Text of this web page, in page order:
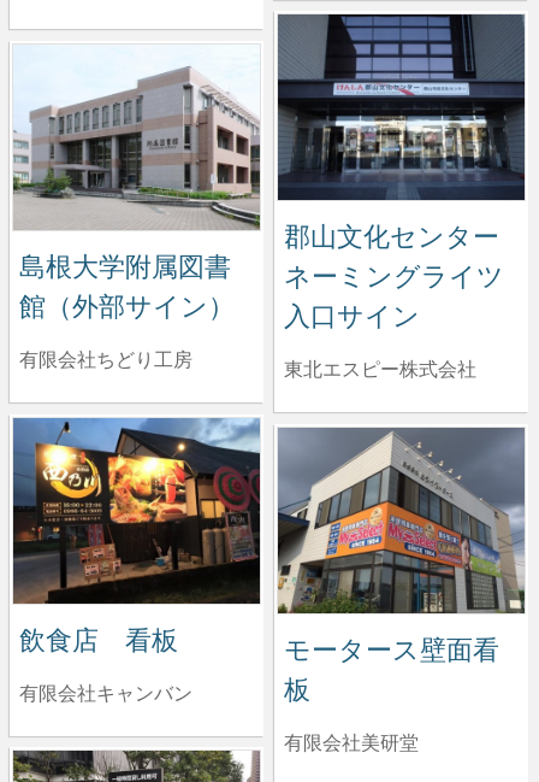
郡山文化センター
ネーミングライツ
入口サイン
東北エスピー株式会社
島根大学附属図書
館（外部サイン）
有限会社ちどり工房
飲食店 看板
有限会社キャンバン
モータース壁面看
板
有限会社美研堂